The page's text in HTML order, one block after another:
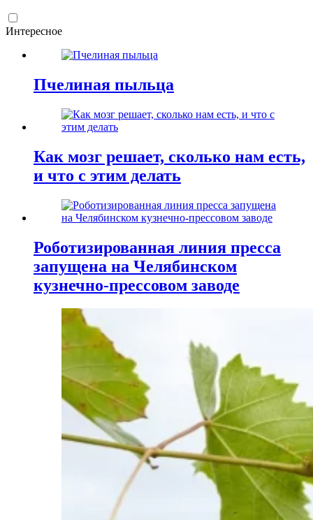
Интересное
Пчелиная пыльца
Как мозг решает, сколько нам есть,
и что с этим делать
Роботизированная линия пресса
запущена на Челябинском
кузнечно-прессовом заводе